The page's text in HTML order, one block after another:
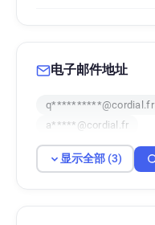
电子邮件地址
q**********@cordial.fr
a*****@cordial.fr
显示全部 (3)